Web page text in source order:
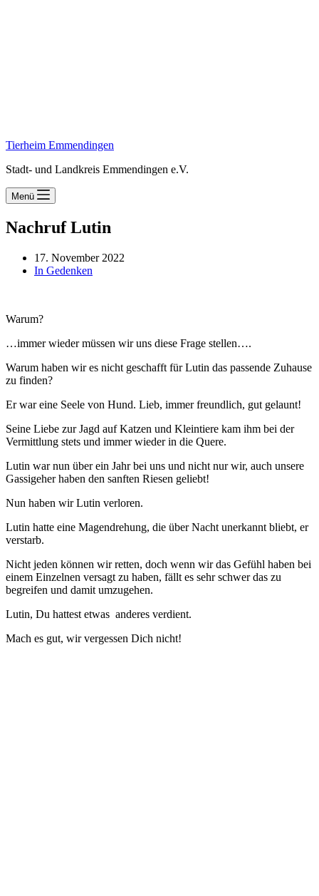
Tierheim Emmendingen
Stadt- und Landkreis Emmendingen e.V.
Menü
Nachruf Lutin
17. November 2022
In Gedenken
Warum?
…immer wieder müssen wir uns diese Frage stellen….
Warum haben wir es nicht geschafft für Lutin das passende Zuhause
zu finden?
Er war eine Seele von Hund. Lieb, immer freundlich, gut gelaunt!
Seine Liebe zur Jagd auf Katzen und Kleintiere kam ihm bei der
Vermittlung stets und immer wieder in die Quere.
Lutin war nun über ein Jahr bei uns und nicht nur wir, auch unsere
Gassigeher haben den sanften Riesen geliebt!
Nun haben wir Lutin verloren.
Lutin hatte eine Magendrehung, die über Nacht unerkannt bliebt, er
verstarb.
Nicht jeden können wir retten, doch wenn wir das Gefühl haben bei
einem Einzelnen versagt zu haben, fällt es sehr schwer das zu
begreifen und damit umzugehen.
Lutin, Du hattest etwas anderes verdient.
Mach es gut, wir vergessen Dich nicht!